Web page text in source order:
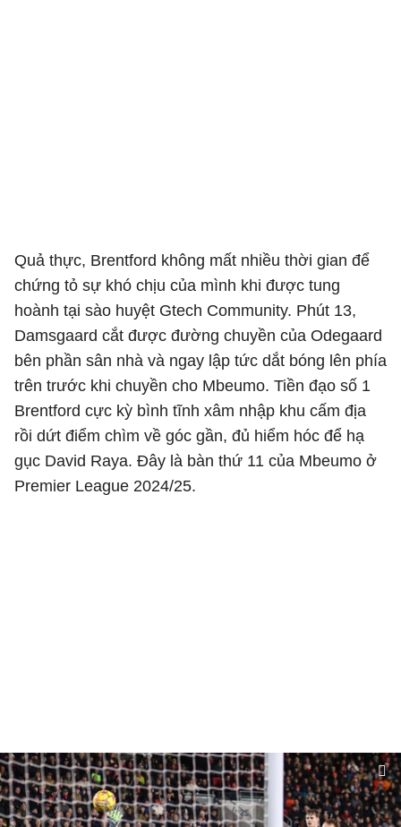
Quả thực, Brentford không mất nhiều thời gian để
chứng tỏ sự khó chịu của mình khi được tung
hoành tại sào huyệt Gtech Community. Phút 13,
Damsgaard cắt được đường chuyền của Odegaard
bên phần sân nhà và ngay lập tức dắt bóng lên phía
trên trước khi chuyền cho Mbeumo. Tiền đạo số 1
Brentford cực kỳ bình tĩnh xâm nhập khu cấm địa
rồi dứt điểm chìm về góc gần, đủ hiểm hóc để hạ
gục David Raya. Đây là bàn thứ 11 của Mbeumo ở
Premier League 2024/25.